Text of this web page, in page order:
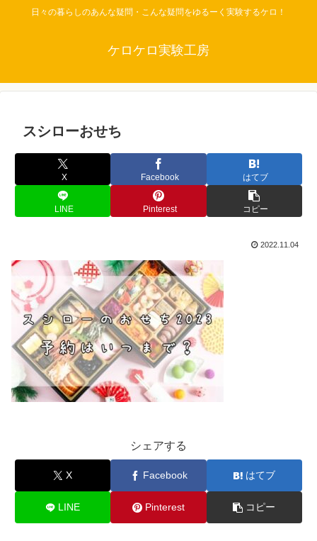
日々の暮らしのあんな疑問・こんな疑問をゆるーく実験するケロ！
ケロケロ実験工房
スシローおせち
X Facebook はてブ
LINE Pinterest コピー
2022.11.04
シェアする
X Facebook はてブ
LINE Pinterest コピー